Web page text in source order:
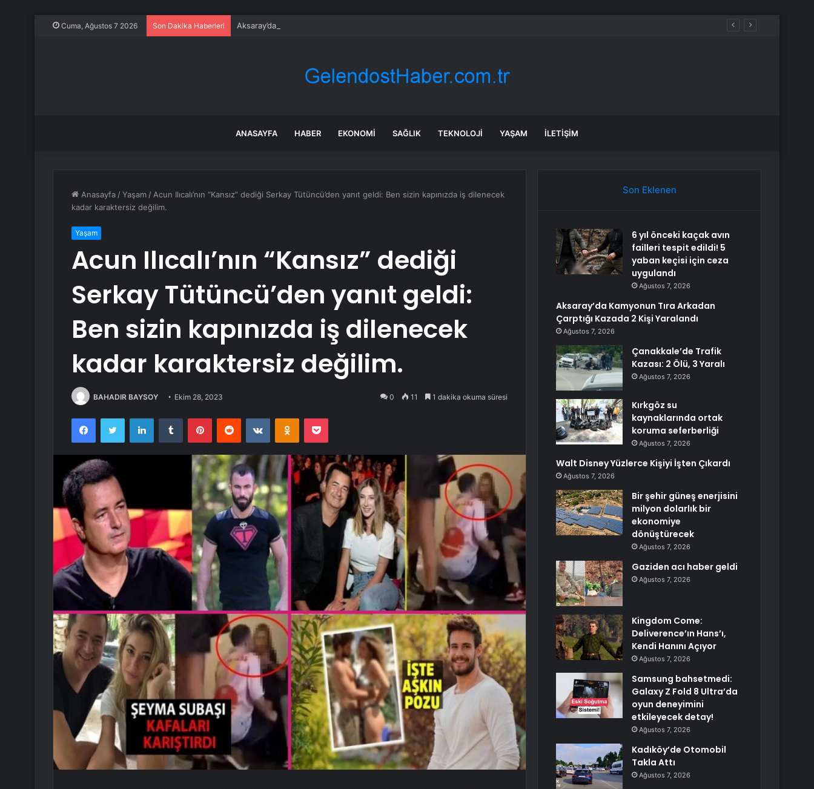
Cuma, Ağustos 7 2026 Son Dakika Haberleri Aksaray’da Kamyonun Tıra Arkadan Çarptığı Kazada 2 Kişi Yaralandı
ANASAYFA HABER EKONOMI SAĞLIK TEKNOLOJI YAŞAM İLETIŞIM
Anasayfa /Yaşam / Acun Ilıcalı’nın “Kansız” dediği Serkay Tütüncü’den yanıt geldi: Ben sizin kapınızda iş dilenecek
kadar karaktersiz değilim.
Yaşam
Acun Ilıcalı’nın “Kansız” dediği
Serkay Tütüncü’den yanıt geldi:
Ben sizin kapınızda iş dilenecek
kadar karaktersiz değilim.
BAHADIR BAYSOY Ekim 28, 2023 0 11 1 dakika okuma süresi
FacebookTwitter LinkedInTumblr PinterestReddit VKontakteOdnoklassniki
Pocket
Son Eklenen
6 yıl önceki kaçak avın
failleri tespit edildi! 5
yaban keçisi için ceza
uygulandı
Ağustos 7, 2026
Aksaray’da Kamyonun Tıra Arkadan
Çarptığı Kazada 2 Kişi Yaralandı
Ağustos 7, 2026
Çanakkale’de Trafik
Kazası: 2 Ölü, 3 Yaralı
Ağustos 7, 2026
Kırkgöz su
kaynaklarında ortak
koruma seferberliği
Ağustos 7, 2026
Walt Disney Yüzlerce Kişiyi İşten Çıkardı
Ağustos 7, 2026
Bir şehir güneş enerjisini
milyon dolarlık bir
ekonomiye
dönüştürecek
Ağustos 7, 2026
Gaziden acı haber geldi
Ağustos 7, 2026
Kingdom Come:
Deliverence’ın Hans’ı,
Kendi Hanını Açıyor
Ağustos 7, 2026
Samsung bahsetmedi:
Galaxy Z Fold 8 Ultra’da
oyun deneyimini
etkileyecek detay!
Ağustos 7, 2026
Kadıköy’de Otomobil
Takla Attı
Ağustos 7, 2026